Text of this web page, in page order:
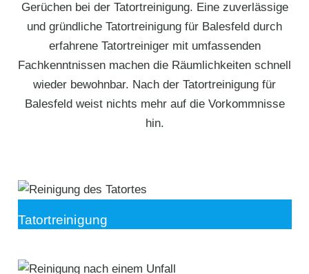
Gerüchen bei der Tatortreinigung. Eine zuverlässige
und gründliche Tatortreinigung für Balesfeld durch
erfahrene Tatortreiniger mit umfassenden
Fachkenntnissen machen die Räumlichkeiten schnell
wieder bewohnbar. Nach der Tatortreinigung für
Balesfeld weist nichts mehr auf die Vorkommnisse
hin.
Tatortreinigung